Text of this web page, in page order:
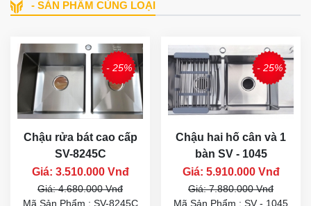
- SẢN PHẨM CÙNG LOẠI
- 25%
Chậu rửa bát cao cấp
SV-8245C
Giá: 3.510.000 Vnđ
Giá: 4.680.000 Vnđ
Mã Sản Phẩm : SV-8245C
- 25%
Chậu hai hố cân và 1
bàn SV - 1045
Giá: 5.910.000 Vnđ
Giá: 7.880.000 Vnđ
Mã Sản Phẩm : SV - 1045